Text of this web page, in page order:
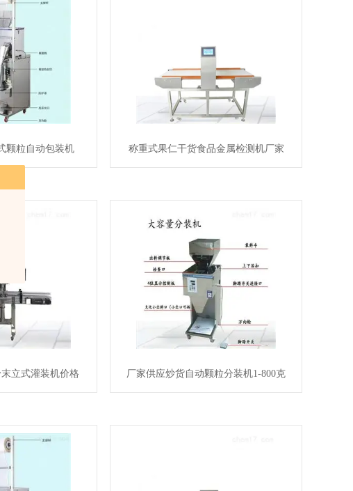
颗粒自动包装机 称重式果仁干货食品金属检测机厂家
立式灌装机价格 厂家供应炒货自动颗粒分装机1-800克